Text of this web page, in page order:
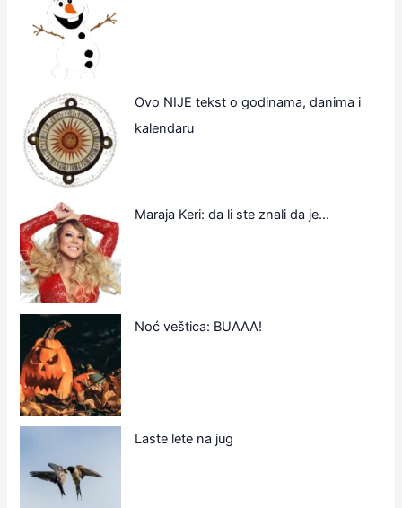
Ovo NIJE tekst o godinama, danima i
kalendaru
Maraja Keri: da li ste znali da je…
Noć veštica: BUAAA!
Laste lete na jug